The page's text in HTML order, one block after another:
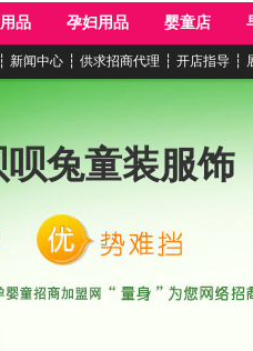
品 孕妇用品 婴童店
┆ 新闻中心 ┆ 供求招商代理 ┆ 开店指导 ┆
兔童装服饰